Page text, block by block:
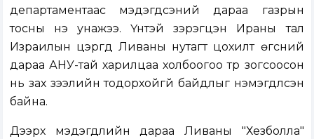
департаментаас мэдэгдсэний дараа газрын
тосны үнэ унажээ. Үүнтэй зэрэгцэн Ираны тал
Израилын цэргүүд Ливаны нутагт цохилт өгсний
дараа АНУ-тай харилцаа холбоогоо түр зогсоосон
нь зах зээлийн тодорхойгүй байдлыг нэмэгдүүлсэн
байна.
Дээрх мэдэгдлийн дараа Ливаны "Хезболла"